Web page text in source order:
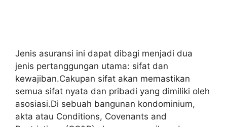
Jenis asuransi ini dapat dibagi menjadi dua
jenis pertanggungan utama: sifat dan
kewajiban.Cakupan sifat akan memastikan
semua sifat nyata dan pribadi yang dimiliki oleh
asosiasi.Di sebuah bangunan kondominium,
akta atau Conditions, Covenants and